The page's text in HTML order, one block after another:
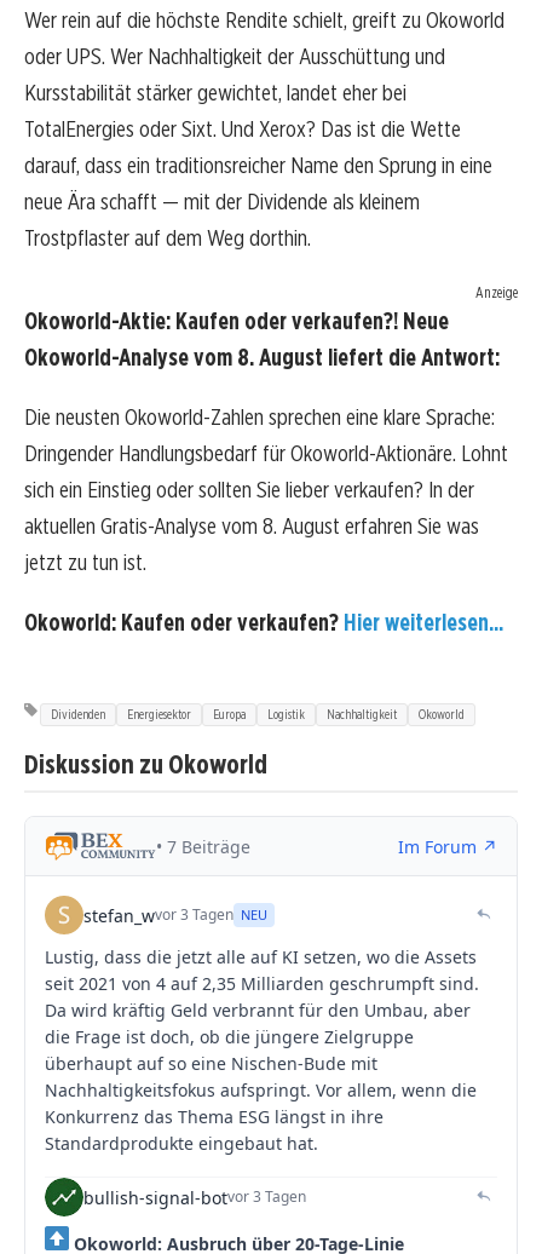
Wer rein auf die höchste Rendite schielt, greift zu Okoworld
oder UPS. Wer Nachhaltigkeit der Ausschüttung und
Kursstabilität stärker gewichtet, landet eher bei
TotalEnergies oder Sixt. Und Xerox? Das ist die Wette
darauf, dass ein traditionsreicher Name den Sprung in eine
neue Ära schafft — mit der Dividende als kleinem
Trostpflaster auf dem Weg dorthin.
Anzeige
Okoworld-Aktie: Kaufen oder verkaufen?! Neue
Okoworld-Analyse vom 8. August liefert die Antwort:
Die neusten Okoworld-Zahlen sprechen eine klare Sprache:
Dringender Handlungsbedarf für Okoworld-Aktionäre. Lohnt
sich ein Einstieg oder sollten Sie lieber verkaufen? In der
aktuellen Gratis-Analyse vom 8. August erfahren Sie was
jetzt zu tun ist.
Okoworld: Kaufen oder verkaufen? Hier weiterlesen...
Dividenden Energiesektor Europa Logistik Nachhaltigkeit Okoworld
Diskussion zu Okoworld